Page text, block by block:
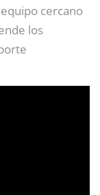
cercano
los